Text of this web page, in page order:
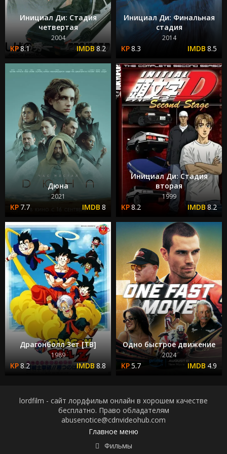
Инициал Ди: Стадия
четвертая
2004
8.1 8.2
Инициал Ди: Финальная
стадия
2014
8.3 8.5
Дюна
2021
7.7 8
Инициал Ди: Стадия
вторая
1999
8.2 8.2
Драгонболл Зет [ТВ]
1989
8.2 8.8
Одно быстрое движение
2024
5.7 4.9
lordfilm - сайт лордфильм онлайн в хорошем качестве
бесплатно. Право обладателям
abusenotice@cdnvideohub.com
Главное меню
Фильмы